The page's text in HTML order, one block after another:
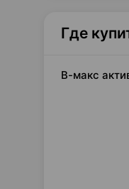
Где
В-макс